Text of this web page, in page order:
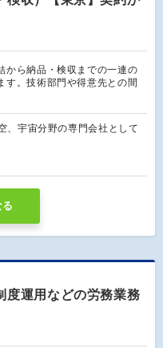
から納品・検収までの一連の
す。技術部門や得意先との間
、宇宙分野の専門会社として
度運用などの労務業務